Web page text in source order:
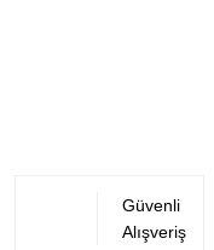
Güvenli
Alışveriş